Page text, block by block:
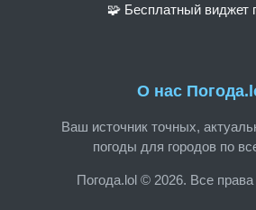
О нас
Ваш источник точных,
погоды для городов по
Погода.lol © 2026. Все
🧩 Бесплатный виджет